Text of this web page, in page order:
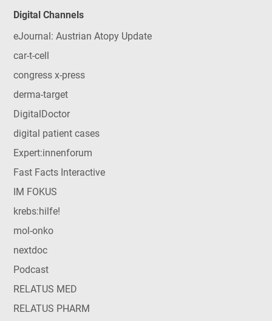
Digital Channels
eJournal: Austrian Atopy Update
car-t-cell
congress x-press
derma-target
DigitalDoctor
digital patient cases
Expert:innenforum
Fast Facts Interactive
IM FOKUS
krebs:hilfe!
mol-onko
nextdoc
Podcast
RELATUS MED
RELATUS PHARM